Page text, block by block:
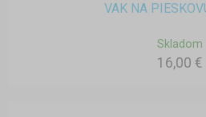
VAK NA
Skladom
16,00 €